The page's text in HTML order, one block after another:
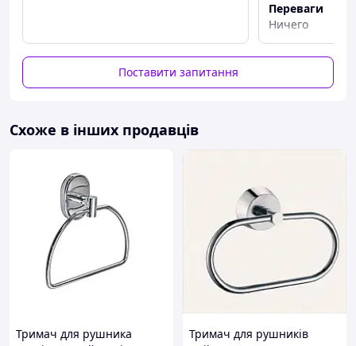
Переваги
Ничего
Недоліки
Все
Поставити запитання
Схоже в інших продавців
Тримач для рушника
Тримач для рушників